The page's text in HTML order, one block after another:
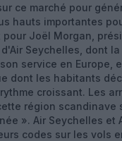
ce marché pour
hauts importantes
pour Joël Morgan,
Seychelles, dont
service en Europe,
dont les habitants
croissant. Les
région scandinave
». Air Seychelles et
codes sur les vols